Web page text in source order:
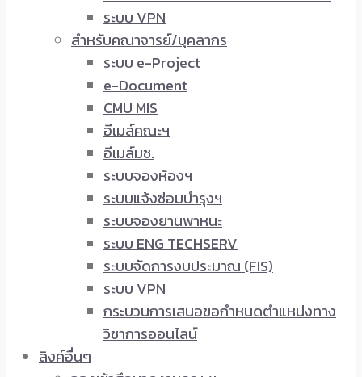
ระบบ VPN
สำหรับคณาจารย์/บุคลากร
ระบบ e-Project
e-Document
CMU MIS
อีเมล์คณะฯ
อีเมล์มช.
ระบบจองห้องฯ
ระบบแจ้งซ่อมบำรุงฯ
ระบบจองยานพาหนะ
ระบบ ENG TECHSERV
ระบบจัดการงบประมาณ (FIS)
ระบบ VPN
กระบวนการเสนอขอกำหนดตำแหน่งทาง
วิชาการออนไลน์
ลิงค์อื่นๆ